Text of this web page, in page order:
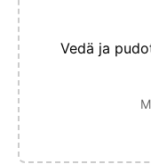
Vedä ja